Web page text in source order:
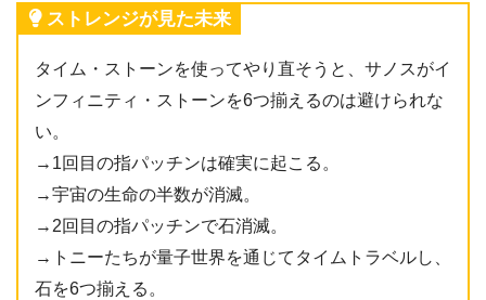
ストレンジが見た未来
タイム・ストーンを使ってやり直そうと、サノスがイ
ンフィニティ・ストーンを6つ揃えるのは避けられな
い。
→1回目の指パッチンは確実に起こる。
→宇宙の生命の半数が消滅。
→2回目の指パッチンで石消滅。
→トニーたちが量子世界を通じてタイムトラベルし、
石を6つ揃える。